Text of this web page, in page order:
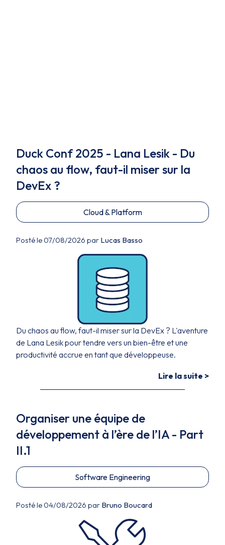
Duck Conf 2025 - Lana Lesik - Du
chaos au flow, faut-il miser sur la
DevEx ?
Cloud & Platform
Posté le 07/08/2026 par Lucas Basso
Du chaos au flow, faut-il miser sur la DevEx ? L'aventure
de Lana Lesik pour tendre vers un bien-être et une
productivité accrue en tant que développeuse.
Lire la suite >
Organiser une équipe de
développement à l’ère de l’IA - Part
II.1
Software Engineering
Posté le 04/08/2026 par Bruno Boucard